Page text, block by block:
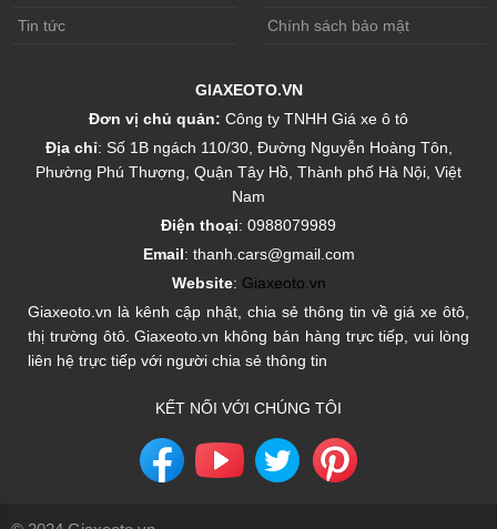
Tin tức Chính sách bảo mật
GIAXEOTO.VN
Đơn vị chủ quản: Công ty TNHH Giá xe ô tô
Địa chỉ: Số 1B ngách 110/30, Đường Nguyễn Hoàng Tôn,
Phường Phú Thượng, Quận Tây Hồ, Thành phố Hà Nội, Việt
Nam
Điện thoại: 0988079989
Email: thanh.cars@gmail.com
Website: Giaxeoto.vn
Giaxeoto.vn là kênh cập nhật, chia sẻ thông tin về giá xe ôtô,
thị trường ôtô. Giaxeoto.vn không bán hàng trực tiếp, vui lòng
liên hệ trực tiếp với người chia sẻ thông tin
KẾT NỐI VỚI CHÚNG TÔI